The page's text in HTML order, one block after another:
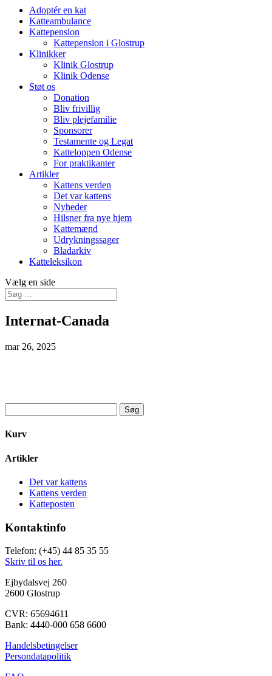
Adoptér en kat
Katteambulance
Kattepension
Kattepension i Glostrup
Klinikker
Klinik Glostrup
Klinik Odense
Støt os
Donation
Bliv frivillig
Bliv plejefamilie
Sponsorer
Testamente og Legat
Katteloppen Odense
For praktikanter
Artikler
Kattens verden
Det var kattens
Nyheder
Hilsner fra nye hjem
Kattemænd
Udrykningssager
Bladarkiv
Katteleksikon
Vælg en side
Internat-Canada
mar 26, 2025
efter:
Kurv
Artikler
Det var kattens
Kattens verden
Katteposten
Kontaktinfo
Telefon: (+45) 44 85 35 55
Skriv til os her.
Ejbydalsvej 260
2600 Glostrup
CVR: 65694611
Bank: 4440-000 658 6600
Handelsbetingelser
Persondatapolitik